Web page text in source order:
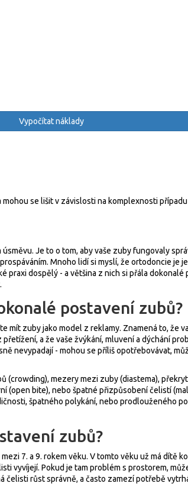
Vypočítat náklady
se lišit v závislosti na komplexnosti
úsměvu. Je to o tom, aby vaše zuby fungovaly
Mnoho lidí si myslí, že ortodoncie je
praxi dospělý - a většina z nich si přála dokonalé
postavení zubů?
mít zuby jako model z reklamy. Znamená to, že
a že vaše žvýkání, mluvení a dýchání
nevypadají - mohou se příliš opotřebovávat,
(crowding), mezery mezi zuby (diastema),
(open bite), nebo špatné přizpůsobení čelistí
špatného polykání, nebo prodlouženého
zubů?
7. a 9. rokem věku. V tomto věku už má dítě
vyvíjejí. Pokud je tam problém s prostorem,
čelisti růst správně, a často zamezí potřebě